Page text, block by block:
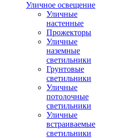
Уличное освещение
Уличные
настенные
Прожекторы
Уличные
наземные
светильники
Грунтовые
светильники
Уличные
потолочные
светильники
Уличные
встраиваемые
светильники